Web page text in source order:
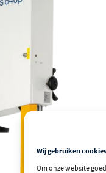
Wij gebruiken cookies
Om onze website